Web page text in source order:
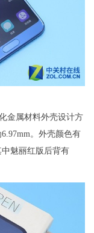
金属材料外壳设计方
。外壳颜色有
魅丽红版后背有